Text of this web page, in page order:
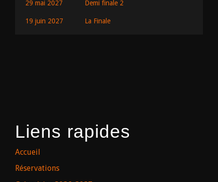
29 mai 2027 Demi finale 2
19 juin 2027 La Finale
Liens rapides
Accueil
Réservations